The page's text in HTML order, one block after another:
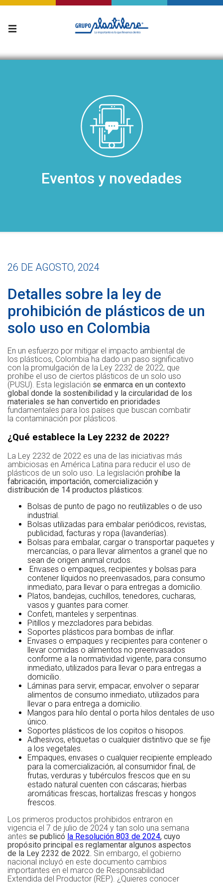
Eventos y novedades
26 DE AGOSTO, 2024
Detalles sobre la ley de
prohibición de plásticos de un
solo uso en Colombia
En un esfuerzo por mitigar el impacto ambiental de
los plásticos, Colombia ha dado un paso significativo
con la promulgación de la Ley 2232 de 2022, que
prohíbe el uso de ciertos plásticos de un solo uso
(PUSU). Esta legislación se enmarca en un contexto
global donde la sostenibilidad y la circularidad de los
materiales se han convertido en prioridades
fundamentales para los países que buscan combatir
la contaminación por plásticos.
¿Qué establece la Ley 2232 de 2022?
La Ley 2232 de 2022 es una de las iniciativas más
ambiciosas en América Latina para reducir el uso de
plásticos de un solo uso. La legislación prohíbe la
fabricación, importación, comercialización y
distribución de 14 productos plásticos:
Bolsas de punto de pago no reutilizables o de uso
industrial.
Bolsas utilizadas para embalar periódicos, revistas,
publicidad, facturas y ropa (lavanderías).
Bolsas para embalar, cargar o transportar paquetes y
mercancías, o para llevar alimentos a granel que no
sean de origen animal crudos.
Envases o empaques, recipientes y bolsas para
contener líquidos no preenvasados, para consumo
inmediato, para llevar o para entregas a domicilio.
Platos, bandejas, cuchillos, tenedores, cucharas,
vasos y guantes para comer.
Confeti, manteles y serpentinas.
Pitillos y mezcladores para bebidas.
Soportes plásticos para bombas de inflar.
Envases o empaques y recipientes para contener o
llevar comidas o alimentos no preenvasados
conforme a la normatividad vigente, para consumo
inmediato, utilizados para llevar o para entregas a
domicilio.
Láminas para servir, empacar, envolver o separar
alimentos de consumo inmediato, utilizados para
llevar o para entrega a domicilio.
Mangos para hilo dental o porta hilos dentales de uso
único.
Soportes plásticos de los copitos o hisopos.
Adhesivos, etiquetas o cualquier distintivo que se fije
a los vegetales.
Empaques, envases o cualquier recipiente empleado
para la comercialización, al consumidor final, de
frutas, verduras y tubérculos frescos que en su
estado natural cuenten con cáscaras; hierbas
aromáticas frescas, hortalizas frescas y hongos
frescos.
Los primeros productos prohibidos entraron en
vigencia el 7 de julio de 2024 y tan solo una semana
antes se publicó la Resolución 803 de 2024, cuyo
propósito principal es reglamentar algunos aspectos
de la Ley 2232 de 2022. Sin embargo, el gobierno
nacional incluyó en este documento cambios
importantes en el marco de Responsabilidad
Extendida del Productor (REP). ¿Quieres conocer